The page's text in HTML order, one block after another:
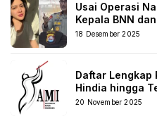
Usai Operasi
Kepala BNN
18 Desember 2025
Daftar Lengkap
Hindia hingga
20 November 2025